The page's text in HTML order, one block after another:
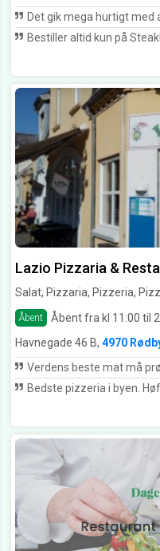
Det gik mega hurtigt med at få maden, de var mega snakkesalige og
Bestiller altid kun på
Lazio Pizzaria &
Salat, Pizzaria, Pizzeria,
Åbent Åbent fra kl 11:00 til
Havnegade 46 B, 4970
Verdens beste mat må
Bedste pizzeria i byen.